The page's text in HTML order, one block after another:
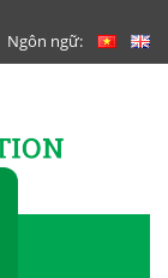
Ngôn ngữ: